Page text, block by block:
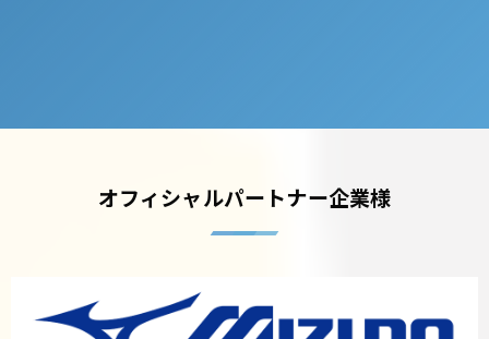
オフィシャルパートナー企業様